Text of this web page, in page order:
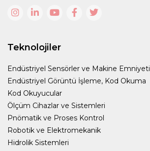
Teknolojiler
Endüstriyel Sensörler ve Makine Emniyeti
Endüstriyel Görüntü İşleme, Kod Okuma
Kod Okuyucular
Ölçüm Cihazlar ve Sistemleri
Pnömatik ve Proses Kontrol
Robotik ve Elektromekanik
Hidrolik Sistemleri